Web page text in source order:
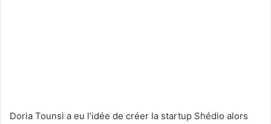
Doria Tounsi a eu l’idée de créer la startup Shédio alors